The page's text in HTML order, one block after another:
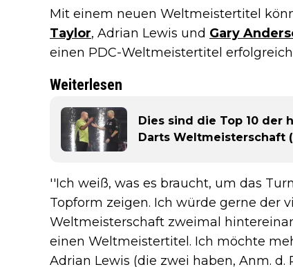
Mit einem neuen Weltmeistertitel
Taylor, Adrian Lewis und Gary
einen PDC-Weltmeistertitel
Weiterlesen
Dies sind die Top 10 der
Darts Weltmeisterschaft
''Ich weiß, was es braucht, um das
Topform zeigen. Ich würde gerne der
Weltmeisterschaft zweimal
einen Weltmeistertitel. Ich möchte
Adrian Lewis (die zwei haben, Anm. d.